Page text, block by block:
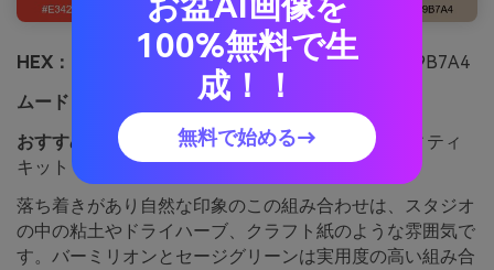
HEX：
#E34234 #6B8F71 #F7EFE6 #3A3435 #C9B7A4
ムード：
落ち着き、自然、スタジオの静けさ
おすすめ用途：
ハンドメイドブランドアイデンティティ
キット
落ち着きがあり自然な印象のこの組み合わせは、スタジオ
の中の粘土やドライハーブ、クラフト紙のような雰囲気で
す。バーミリオンとセージグリーンは実用度の高い組み合
100%無料で生
成！！
無料で始める→